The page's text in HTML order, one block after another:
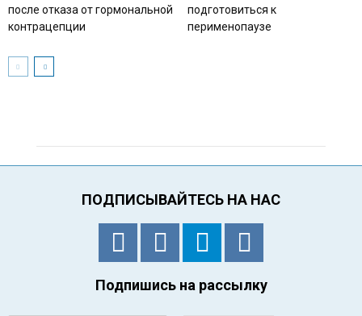
после отказа от гормональной
контрацепции
подготовиться к
перименопаузе
ПОДПИСЫВАЙТЕСЬ НА НАС
Подпишись на рассылку